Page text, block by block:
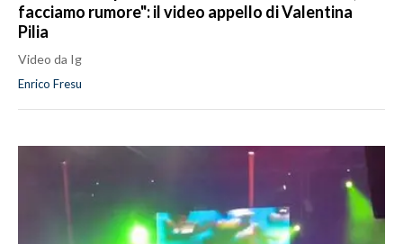
facciamo rumore": il video appello di Valentina
Pilia
Video da Ig
Enrico Fresu